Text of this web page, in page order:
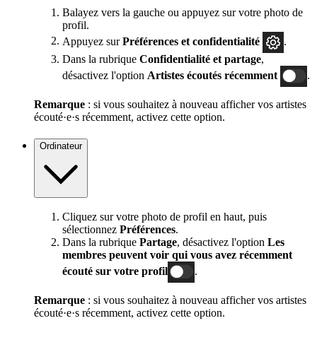
Balayez vers la gauche ou appuyez sur votre photo de
profil.
Appuyez surPréférences et confidentialité
.
Dans la rubrique Confidentialité et partage,
désactivez l'option Artistes écoutés récemment .
Remarque : si vous souhaitez à nouveau afficher vos artistes
écouté·e·s récemment, activez cette option.
Ordinateur
Cliquez sur votre photo de profil en haut, puis
sélectionnez Préférences.
Dans la rubrique Partage, désactivez l'option Les
membres peuvent voir qui vous avez récemment
écouté sur votre profil
.
Remarque : si vous souhaitez à nouveau afficher vos artistes
écouté·e·s récemment, activez cette option.